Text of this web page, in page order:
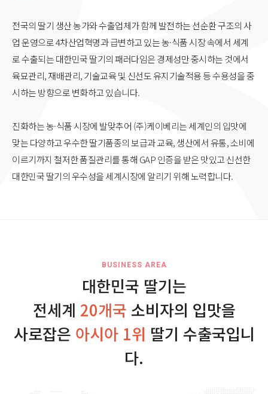
전국의 딸기 생산 농가와 수출업체가 함께 발전하는 선순환 구조의 사
업 운영으로 4차산업혁명과 급변하고 있는 농·식품 시장 속에서 세계
로 수출되는 대한민국 딸기의 패러다임은 경제성만 중시하는 것에서
육묘관리, 재배관리, 기술교육 및 신선도 유지기술적용 등 수용성을 중
시하는 방향으로 변화하고 있습니다.
진화하는 농·식품 시장에 발맞추어 (주)케이베리는 세계인의 입맛에
맞는 다양하고 우수한 딸기품종의 보급과 교육, 생산에서 유통, 소비에
이르기까지 철저한 품질관리를 통해 GAP 인증을 받은 맛있고 신선한
대한민국 딸기의 우수성을 세계시장에 알리기 위해 노력합니다.
BUSINESS AREA
대한민국 딸기는
전세계 20개국 소비자의 입맛을
사로잡은 아시아 1위 딸기 수출국입니
다.